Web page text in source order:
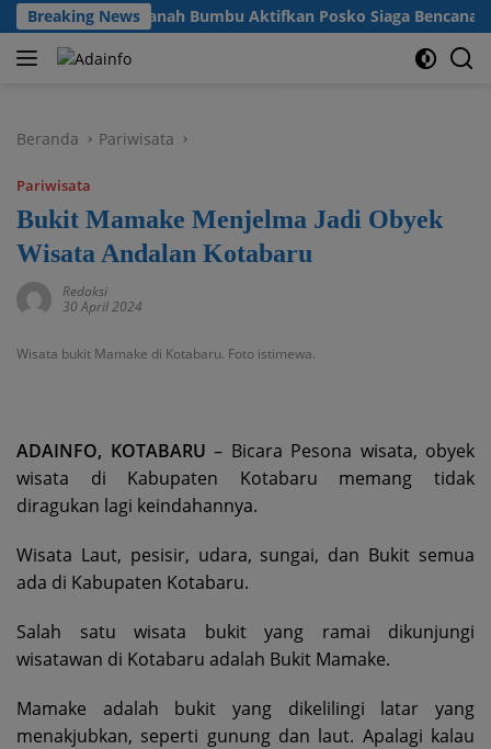
Langsung
ke
konten
Breaking News
Pemkab Tanah Bumbu Aktifkan Posko Siaga Bencana Lintas
Beranda Pariwisata
Pariwisata
Bukit Mamake Menjelma Jadi Obyek
Wisata Andalan Kotabaru
Redaksi
30 April 2024
Wisata bukit Mamake di Kotabaru. Foto istimewa.
ADAINFO, KOTABARU – Bicara Pesona wisata, obyek
wisata di Kabupaten Kotabaru memang tidak
diragukan lagi keindahannya.
Wisata Laut, pesisir, udara, sungai, dan Bukit semua
ada di Kabupaten Kotabaru.
Salah satu wisata bukit yang ramai dikunjungi
wisatawan di Kotabaru adalah Bukit Mamake.
Mamake adalah bukit yang dikelilingi latar yang
menakjubkan, seperti gunung dan laut. Apalagi kalau